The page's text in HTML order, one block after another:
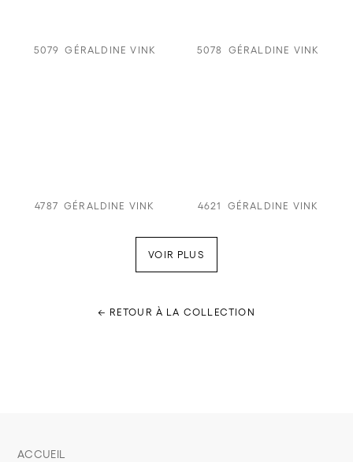
5079 GÉRALDINE VINK 5078 GÉRALDINE VINK
4787 GÉRALDINE VINK 4621 GÉRALDINE VINK
VOIR PLUS
← RETOUR À LA COLLECTION
ACCUEIL